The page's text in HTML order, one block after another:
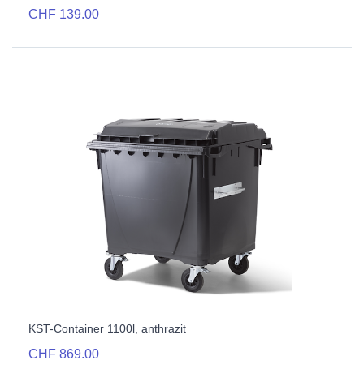
CHF 139.00
KST-Container 1100l, anthrazit
CHF 869.00